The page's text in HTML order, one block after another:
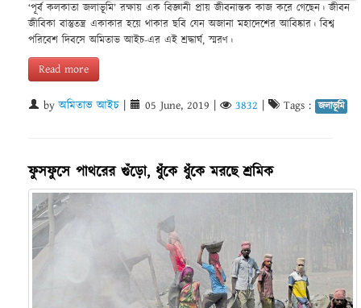
‘পূর্ব কলকাতা জলাভূমি’ রক্ষায় এক বিজ্ঞানী প্রায় জীবনান্তক কাজ করে গেছেন। জীবন
জীবিকা বাস্তুতন্ত্র একাকার হয়ে থাকার ছবি যেন অজানা মহাদেশের আবিষ্কার। বিশ্ব
পরিবেশ দিবসে অমিতাভ আইচ-এর এই শ্রদ্ধার্ঘ, স্মরণ।
Read more
byঅমিতাভ আইচ 05 June, 2019 3832 Tags : জলাভূমি
ফুসফুসে পাথরের গুঁড়ো, ধুঁকে ধুঁকে মরছে শ্রমিক